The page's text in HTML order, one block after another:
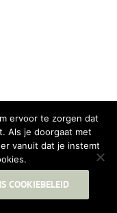
ervoor te zorgen dat
Als je doorgaat met
vanuit dat je instemt
COOKIEBELEID